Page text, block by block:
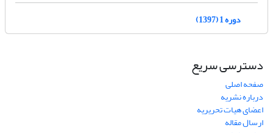
دوره 1 (1397)
دسترسی سریع
صفحه اصلی
درباره نشریه
اعضای هیات تحریریه
ارسال مقاله